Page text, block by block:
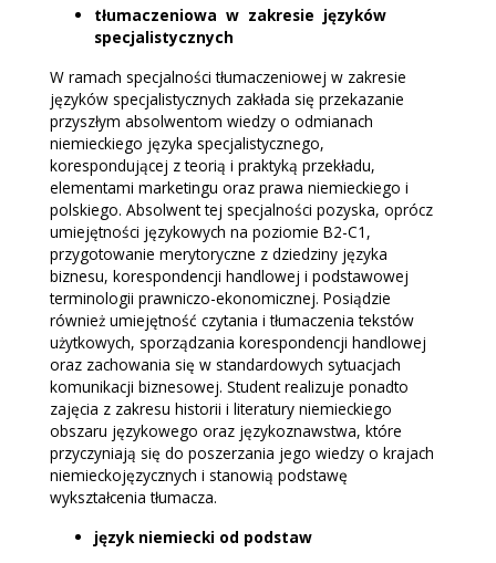
tłumaczeniowa w zakresie języków
specjalistycznych
W ramach specjalności tłumaczeniowej w zakresie
języków specjalistycznych zakłada się przekazanie
przyszłym absolwentom wiedzy o odmianach
niemieckiego języka specjalistycznego,
korespondującej z teorią i praktyką przekładu,
elementami marketingu oraz prawa niemieckiego i
polskiego. Absolwent tej specjalności pozyska, oprócz
umiejętności językowych na poziomie B2-C1,
przygotowanie merytoryczne z dziedziny języka
biznesu, korespondencji handlowej i podstawowej
terminologii prawniczo-ekonomicznej. Posiądzie
również umiejętność czytania i tłumaczenia tekstów
użytkowych, sporządzania korespondencji handlowej
oraz zachowania się w standardowych sytuacjach
komunikacji biznesowej. Student realizuje ponadto
zajęcia z zakresu historii i literatury niemieckiego
obszaru językowego oraz językoznawstwa, które
przyczyniają się do poszerzania jego wiedzy o krajach
niemieckojęzycznych i stanowią podstawę
wykształcenia tłumacza.
język niemiecki od podstaw